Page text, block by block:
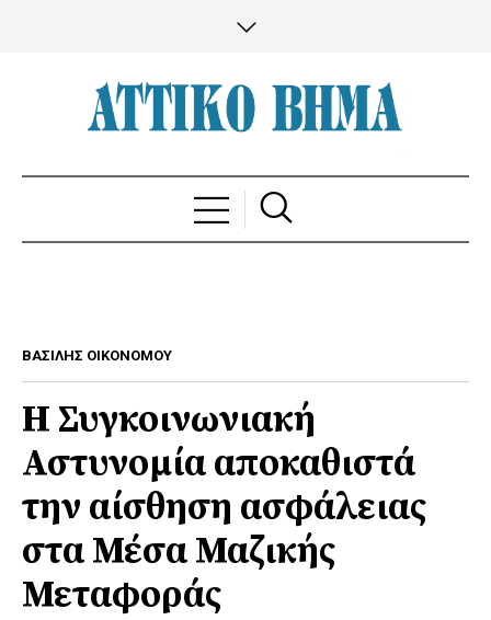
ΒΑΣΙΛΗΣ ΟΙΚΟΝΟΜΟΥ
Η Συγκοινωνιακή
Αστυνομία αποκαθιστά
την αίσθηση ασφάλειας
στα Μέσα Μαζικής
Μεταφοράς